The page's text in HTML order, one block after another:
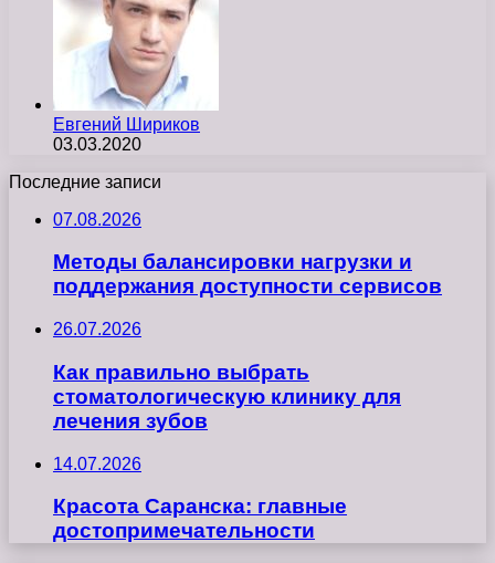
Евгений Шириков
03.03.2020
Последние записи
07.08.2026
Методы балансировки нагрузки и
поддержания доступности сервисов
26.07.2026
Как правильно выбрать
стоматологическую клинику для
лечения зубов
14.07.2026
Красота Саранска: главные
достопримечательности